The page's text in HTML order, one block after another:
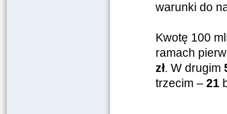
warunki do
Kwotę 100
ramach
zł. W drugim
trzecim –21